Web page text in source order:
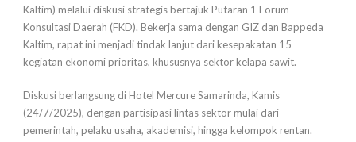
Kaltim) melalui diskusi strategis bertajuk Putaran 1 Forum
Konsultasi Daerah (FKD). Bekerja sama dengan GIZ dan Bappeda
Kaltim, rapat ini menjadi tindak lanjut dari kesepakatan 15
kegiatan ekonomi prioritas, khususnya sektor kelapa sawit.
Diskusi berlangsung di Hotel Mercure Samarinda, Kamis
(24/7/2025), dengan partisipasi lintas sektor mulai dari
pemerintah, pelaku usaha, akademisi, hingga kelompok rentan.